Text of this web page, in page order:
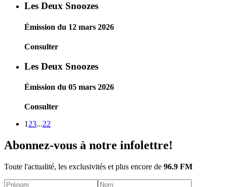
Les Deux Snoozes
Émission du 12 mars 2026
Consulter
Les Deux Snoozes
Émission du 05 mars 2026
Consulter
1 23...22
Abonnez-vous à notre infolettre!
Toute l'actualité, les exclusivités et plus encore de 96.9 FM